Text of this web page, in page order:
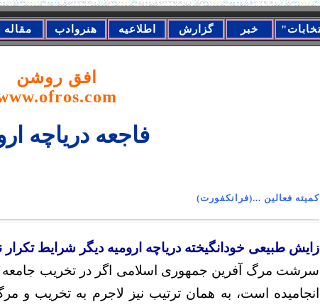
مقاله هنروادب اطلاعیه گزارش خبر
افق روشن
فاجعه درياچه
کمیته فعالین ...(فرانکفورت) شنبه ٢٦
زایش طبیعی خودانگیخته دریاچه ارومیه دیگر شرایط تکرار
سرشت مرگ آفرین جمهوری اسلامی اگر در تخریب جامعه به
انجامیده است، به همان ترتیب نیز لاجرم به تخریب و